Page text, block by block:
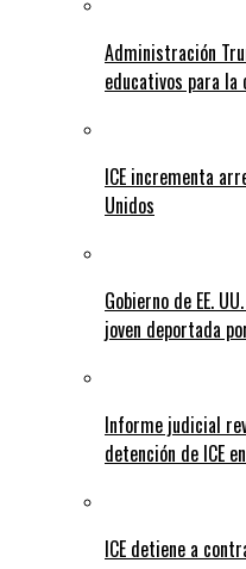
Administración
educativos para la
ICE incrementa
Unidos
Gobierno de EE.
joven deportada
Informe judicial
detención de ICE
ICE detiene a